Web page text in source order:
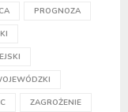
PROGNOZA
ZAGROŻENIE